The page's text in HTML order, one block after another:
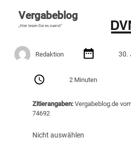
Vergabeblog
„Hier lesen Sie es zuerst“
Redaktion 30.
2 Minuten
Zitierangaben:Vergabeblog.de
74692
Nicht auswählen